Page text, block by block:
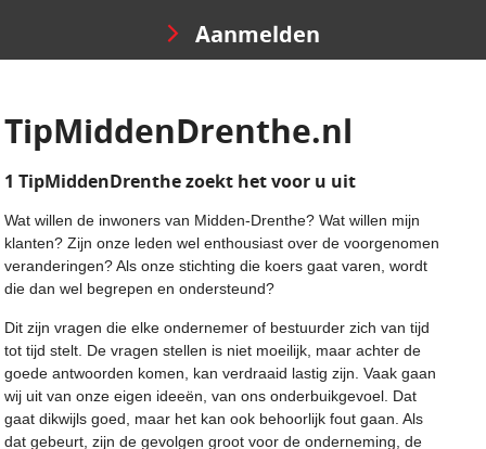
Aanmelden
TipMiddenDrenthe.nl
1 TipMiddenDrenthe zoekt het voor u uit
Wat willen de inwoners van Midden-Drenthe? Wat willen mijn
klanten? Zijn onze leden wel enthousiast over de voorgenomen
veranderingen? Als onze stichting die koers gaat varen, wordt
die dan wel begrepen en ondersteund?
Dit zijn vragen die elke ondernemer of bestuurder zich van tijd
tot tijd stelt. De vragen stellen is niet moeilijk, maar achter de
goede antwoorden komen, kan verdraaid lastig zijn. Vaak gaan
wij uit van onze eigen ideeën, van ons onderbuikgevoel. Dat
gaat dikwijls goed, maar het kan ook behoorlijk fout gaan. Als
dat gebeurt, zijn de gevolgen groot voor de onderneming, de